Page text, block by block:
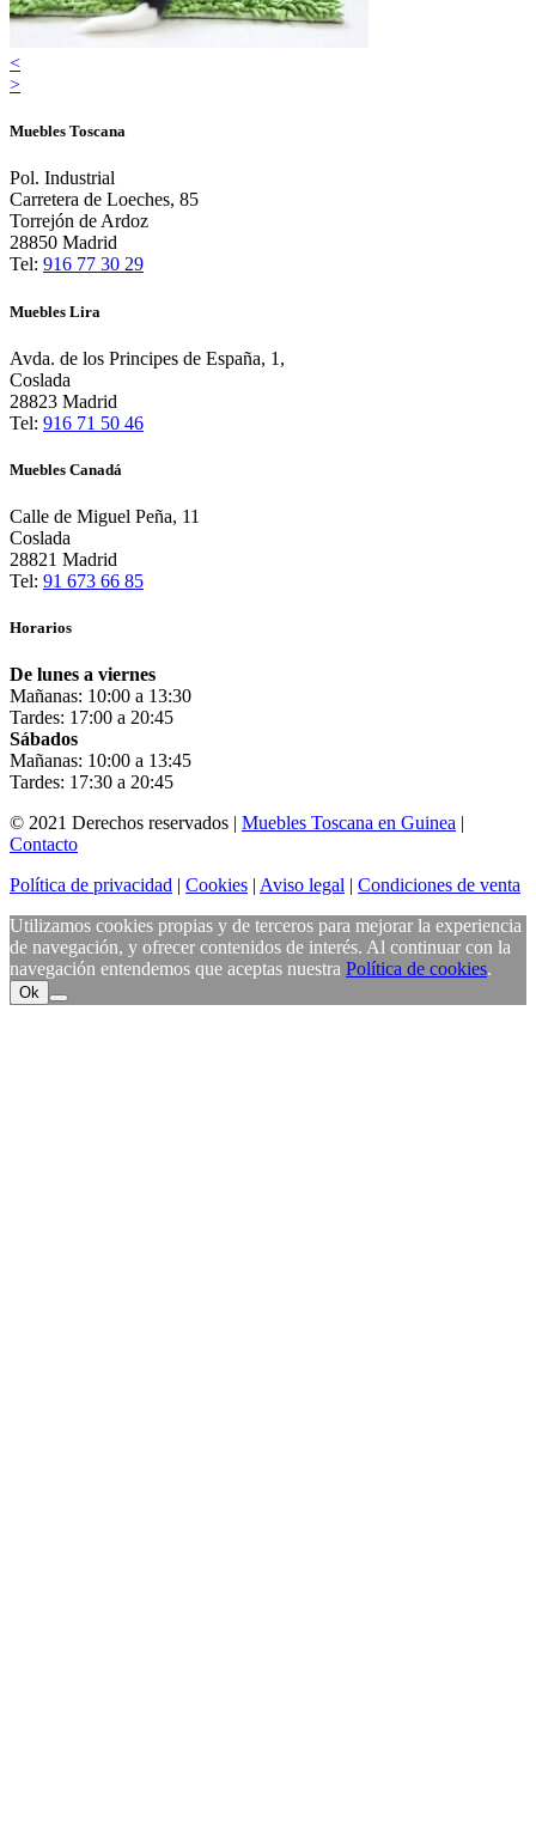
<
>
Muebles Toscana
Pol. Industrial
Carretera de Loeches, 85
Torrejón de Ardoz
28850 Madrid
Tel: 916 77 30 29
Muebles Lira
Avda. de los Principes de España, 1,
Coslada
28823 Madrid
Tel: 916 71 50 46
Muebles Canadá
Calle de Miguel Peña, 11
Coslada
28821 Madrid
Tel: 91 673 66 85
Horarios
De lunes a viernes
Mañanas: 10:00 a 13:30
Tardes: 17:00 a 20:45
Sábados
Mañanas: 10:00 a 13:45
Tardes: 17:30 a 20:45
© 2021 Derechos reservados | Muebles Toscana en Guinea
Contacto
Política de privacidad
Cookies Aviso legal
Condiciones de venta
Utilizamos cookies propias y de terceros para mejorar la experiencia
de navegación, y ofrecer contenidos de interés. Al continuar con la
navegación entendemos que aceptas nuestra Política de cookies.
Ok